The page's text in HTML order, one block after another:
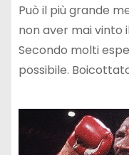
Può il più grande
non aver mai vinto
Secondo molti
possibile.